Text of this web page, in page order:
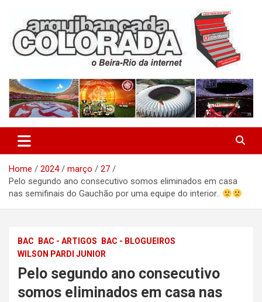
content
Arquibancada Colorada
Home 2024 março
27
Pelo segundo ano consecutivo somos eliminados em casa
nas semifinais do Gauchão por uma equipe do interior..
BAC BAC - ARTIGOS
BAC - BLOGUEIROS
WILSON PARDI JUNIOR
Pelo segundo ano consecutivo
somos eliminados em casa nas